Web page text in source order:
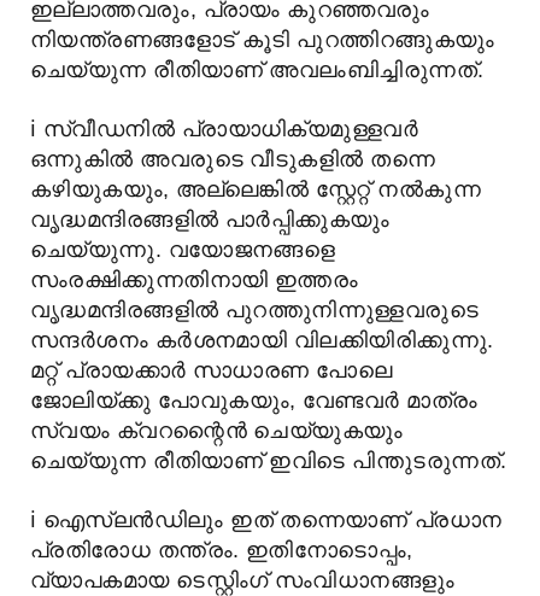
ഇല്ലാത്തവരും, പ്രായം കുറഞ്ഞവരും
നിയന്ത്രണങ്ങളോട് കൂടി പുറത്തിറങ്ങുകയും
ചെയ്യുന്ന രീതിയാണ് അവലംബിച്ചിരുന്നത്.
ℹ️ സ്വീഡനിൽ പ്രായാധിക്യമുള്ളവർ
ഒന്നുകിൽ അവരുടെ വീടുകളിൽ തന്നെ
കഴിയുകയും, അല്ലെങ്കിൽ സ്റ്റേറ്റ്‌ നൽകുന്ന
വൃദ്ധമന്ദിരങ്ങളിൽ പാർപ്പിക്കുകയും
ചെയ്യുന്നു. വയോജനങ്ങളെ
സംരക്ഷിക്കുന്നതിനായി ഇത്തരം
വൃദ്ധമന്ദിരങ്ങളിൽ പുറത്തുനിന്നുള്ളവരുടെ
സന്ദർശനം കർശനമായി വിലക്കിയിരിക്കുന്നു.
മറ്റ് പ്രായക്കാർ സാധാരണ പോലെ
ജോലിയ്ക്കു പോവുകയും, വേണ്ടവർ മാത്രം
സ്വയം ക്വറന്റൈൻ ചെയ്യുകയും
ചെയ്യുന്ന രീതിയാണ് ഇവിടെ പിന്തുടരുന്നത്.
ℹ️ ഐസ്‌ലൻഡിലും ഇത് തന്നെയാണ് പ്രധാന
പ്രതിരോധ തന്ത്രം. ഇതിനോടൊപ്പം,
വ്യാപകമായ ടെസ്റ്റിംഗ് സംവിധാനങ്ങളും